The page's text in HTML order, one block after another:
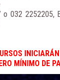
o 032 2252205,
MÍNIMO DE